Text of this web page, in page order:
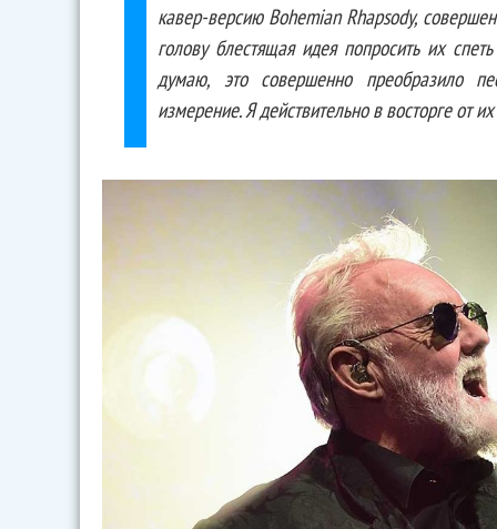
кавер-версию Bohemian Rhapsody,
голову блестящая идея попросить их
думаю, это совершенно преобразило
измерение. Я действительно в восторге от